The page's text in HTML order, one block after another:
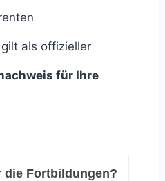
als offizieller
für Ihre
die Fortbildungen?